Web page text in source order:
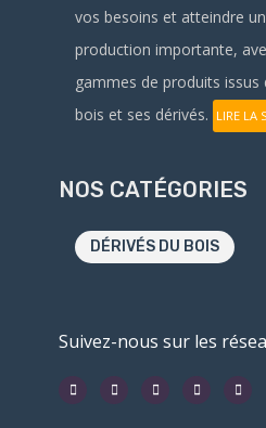
vos besoins et atteindre
production importante,
gammes de produits
bois et ses dérivés. LIRE LA
NOS CATÉGORIES
DÉRIVÉS DU BOIS
Suivez-nous sur les